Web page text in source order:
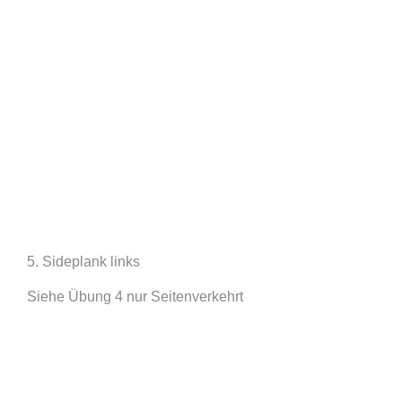
5. Sideplank links
Siehe Übung 4 nur Seitenverkehrt